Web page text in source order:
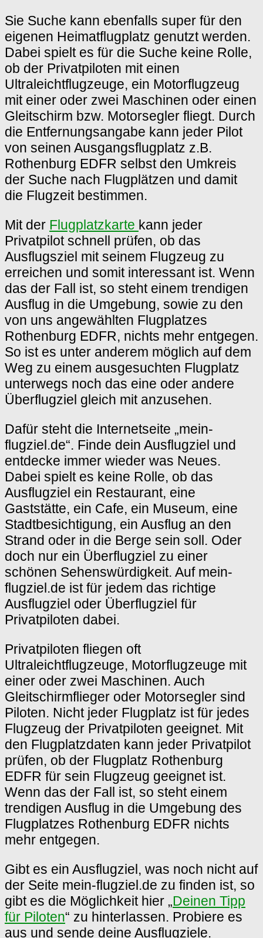
Sie Suche kann ebenfalls super für den
eigenen Heimatflugplatz genutzt werden.
Dabei spielt es für die Suche keine Rolle,
ob der Privatpiloten mit einen
Ultraleichtflugzeuge, ein Motorflugzeug
mit einer oder zwei Maschinen oder einen
Gleitschirm bzw. Motorsegler fliegt. Durch
die Entfernungsangabe kann jeder Pilot
von seinen Ausgangsflugplatz z.B.
Rothenburg EDFR selbst den Umkreis
der Suche nach Flugplätzen und damit
die Flugzeit bestimmen.
Mit der Flugplatzkarte kann jeder
Privatpilot schnell prüfen, ob das
Ausflugsziel mit seinem Flugzeug zu
erreichen und somit interessant ist. Wenn
das der Fall ist, so steht einem trendigen
Ausflug in die Umgebung, sowie zu den
von uns angewählten Flugplatzes
Rothenburg EDFR, nichts mehr entgegen.
So ist es unter anderem möglich auf dem
Weg zu einem ausgesuchten Flugplatz
unterwegs noch das eine oder andere
Überflugziel gleich mit anzusehen.
Dafür steht die Internetseite „mein-
flugziel.de“. Finde dein Ausflugziel und
entdecke immer wieder was Neues.
Dabei spielt es keine Rolle, ob das
Ausflugziel ein Restaurant, eine
Gaststätte, ein Cafe, ein Museum, eine
Stadtbesichtigung, ein Ausflug an den
Strand oder in die Berge sein soll. Oder
doch nur ein Überflugziel zu einer
schönen Sehenswürdigkeit. Auf mein-
flugziel.de ist für jedem das richtige
Ausflugziel oder Überflugziel für
Privatpiloten dabei.
Privatpiloten fliegen oft
Ultraleichtflugzeuge, Motorflugzeuge mit
einer oder zwei Maschinen. Auch
Gleitschirmflieger oder Motorsegler sind
Piloten. Nicht jeder Flugplatz ist für jedes
Flugzeug der Privatpiloten geeignet. Mit
den Flugplatzdaten kann jeder Privatpilot
prüfen, ob der Flugplatz Rothenburg
EDFR für sein Flugzeug geeignet ist.
Wenn das der Fall ist, so steht einem
trendigen Ausflug in die Umgebung des
Flugplatzes Rothenburg EDFR nichts
mehr entgegen.
Gibt es ein Ausflugziel, was noch nicht auf
der Seite mein-flugziel.de zu finden ist, so
gibt es die Möglichkeit hier „Deinen Tipp
für Piloten“ zu hinterlassen. Probiere es
aus und sende deine Ausflugziele.